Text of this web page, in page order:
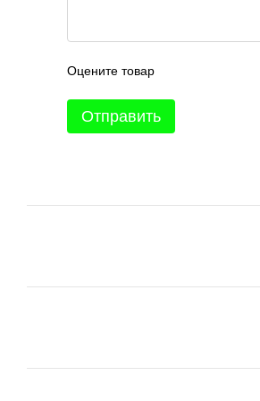
Оцените товар
Отправить